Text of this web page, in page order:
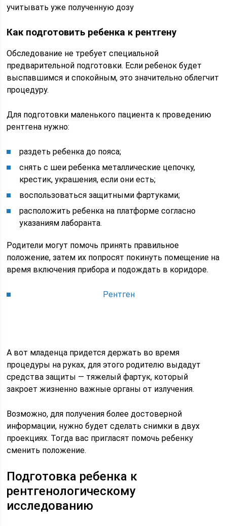
учитывать уже полученную дозу
Как подготовить ребенка к рентгену
Обследование не требует специальной
предварительной подготовки. Если ребенок будет
выспавшимся и спокойным, это значительно облегчит
процедуру.
Для подготовки маленького пациента к проведению
рентгена нужно:
раздеть ребенка до пояса;
снять с шеи ребенка металлические цепочку,
крестик, украшения, если они есть;
воспользоваться защитными фартуками;
расположить ребенка на платформе согласно
указаниям лаборанта.
Родители могут помочь принять правильное
положение, затем их попросят покинуть помещение на
время включения прибора и подождать в коридоре.
Рентген
А вот младенца придется держать во время
процедуры на руках, для этого родителю выдадут
средства защиты — тяжелый фартук, который
закроет жизненно важные органы от излучения.
Возможно, для получения более достоверной
информации, нужно будет сделать снимки в двух
проекциях. Тогда вас пригласят помочь ребенку
сменить положение.
Подготовка ребенка к
рентгенологическому
исследованию